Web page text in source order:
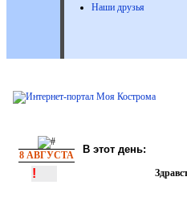
Наши друзья
8 АВГУСТА В этот день:
!